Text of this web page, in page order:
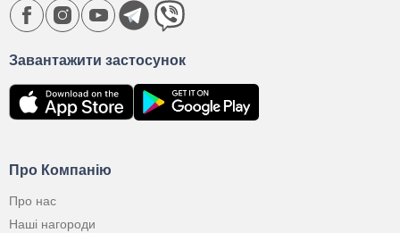
Про Компанію
Про нас
Наші нагороди
Завантажити застосунок